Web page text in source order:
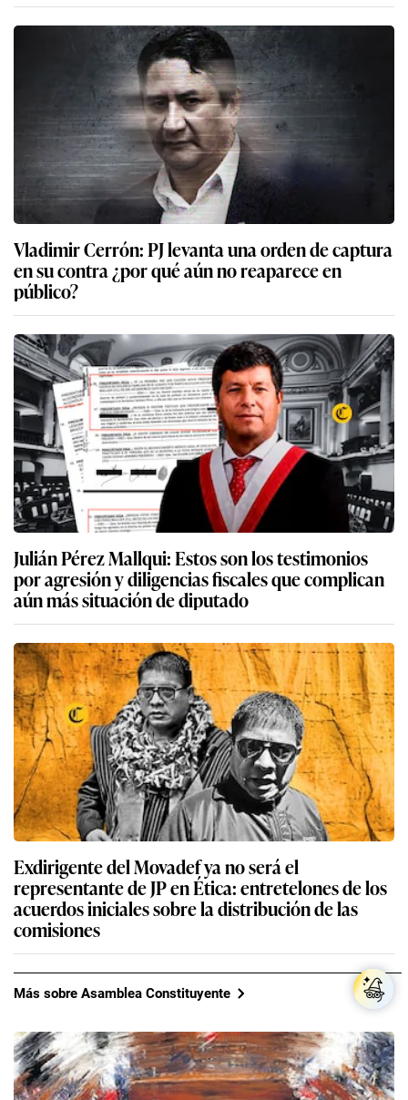
Vladimir Cerrón: PJ levanta una orden de captura
en su contra ¿por qué aún no reaparece en
público?
Julián Pérez Mallqui: Estos son los testimonios
por agresión y diligencias fiscales que complican
aún más situación de diputado
Exdirigente del Movadef ya no será el
representante de JP en Ética: entretelones de los
acuerdos iniciales sobre la distribución de las
comisiones
Más sobre Asamblea Constituyente